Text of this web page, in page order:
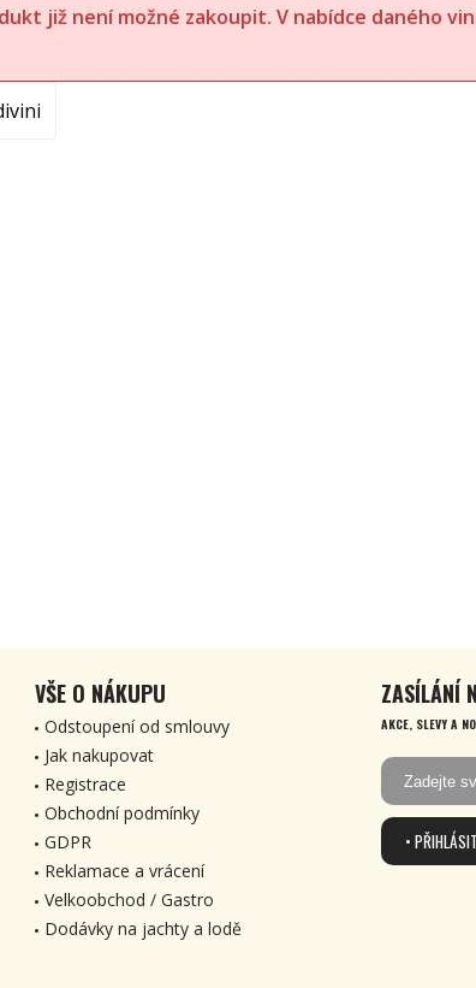
již není možné zakoupit. V nabídce daného
VŠE O NÁKUPU
Odstoupení od smlouvy
Jak nakupovat
Registrace
Obchodní podmínky
GDPR
Reklamace a vrácení
Velkoobchod / Gastro
Dodávky na jachty a lodě
ZASÍLÁNÍ
AKCE, SLEVY A
•